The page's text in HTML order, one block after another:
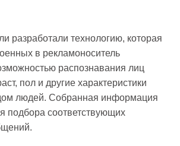
разработали технологию, которая
в рекламоноситель
распознавания лиц
пол и другие характеристики
людей. Собранная информация
подбора соответствующих